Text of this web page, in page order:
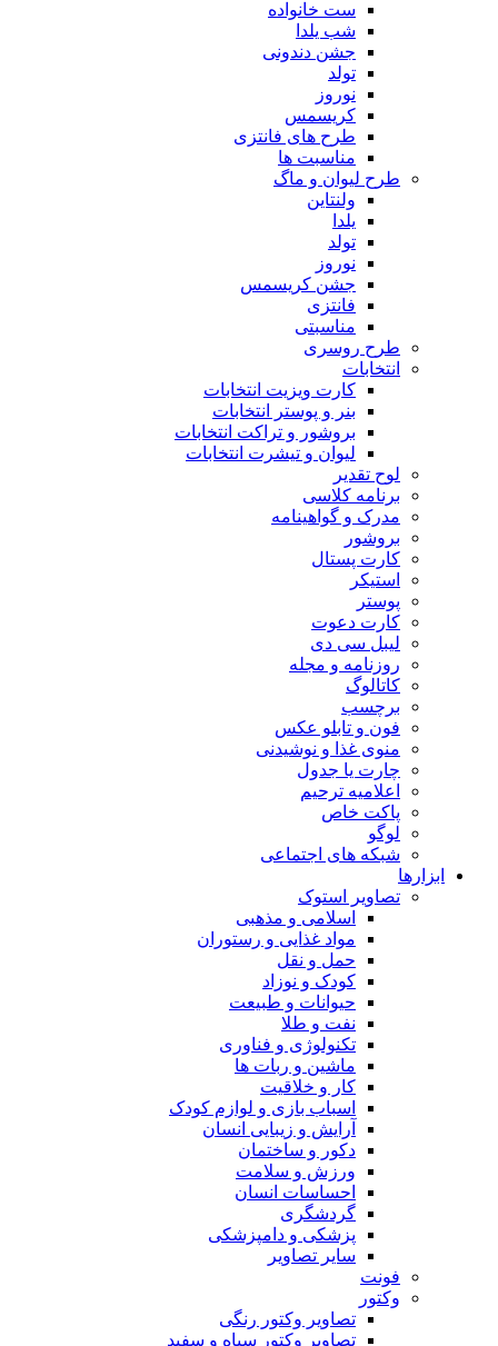
ست خانواده
شب یلدا
جشن دندونی
تولد
نوروز
کریسمس
طرح های فانتزی
مناسبت ها
طرح لیوان و ماگ
ولنتاین
یلدا
تولد
نوروز
جشن کریسمس
فانتزی
مناسبتی
طرح روسری
انتخابات
کارت ویزیت انتخابات
بنر و پوستر انتخابات
بروشور و تراکت انتخابات
لیوان و تیشرت انتخابات
لوح تقدیر
برنامه کلاسی
مدرک و گواهینامه
بروشور
کارت پستال
استیکر
پوستر
کارت دعوت
لیبل سی دی
روزنامه و مجله
کاتالوگ
برچسب
فون و تابلو عکس
منوی غذا و نوشیدنی
چارت یا جدول
اعلاميه ترحيم
پاکت خاص
لوگو
شبکه های اجتماعی
ابزارها
تصاویر استوک
اسلامی و مذهبی
مواد غذایی و رستوران
حمل و نقل
کودک و نوزاد
حیوانات و طبیعت
نفت و طلا
تکنولوژی و فناوری
ماشین و ربات ها
کار و خلاقیت
اسباب بازی و لوازم کودک
آرایش و زیبایی انسان
دکور و ساختمان
ورزش و سلامت
احساسات انسان
گردشگری
پزشکی و دامپزشکی
سایر تصاویر
فونت
وکتور
تصاویر وکتور رنگی
تصاویر وکتور سیاه و سفید